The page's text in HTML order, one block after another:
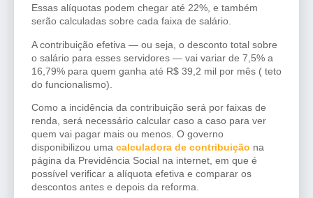
Essas alíquotas podem chegar até 22%, e também
serão calculadas sobre cada faixa de salário.
A contribuição efetiva — ou seja, o desconto total sobre
o salário para esses servidores — vai variar de 7,5% a
16,79% para quem ganha até R$ 39,2 mil por mês ( teto
do funcionalismo).
Como a incidência da contribuição será por faixas de
renda, será necessário calcular caso a caso para ver
quem vai pagar mais ou menos. O governo
disponibilizou uma calculadora de contribuição na
página da Previdência Social na internet, em que é
possível verificar a alíquota efetiva e comparar os
descontos antes e depois da reforma.